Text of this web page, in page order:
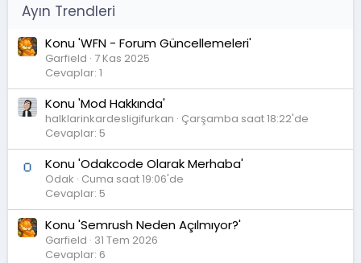
Ayın Trendleri
Konu 'WFN - Forum Güncellemeleri'
Garfield 7 Kas 2025
Cevaplar: 1
Konu 'Mod Hakkında'
halklarinkardesligifurkan Çarşamba saat 18:22'de
Cevaplar: 5
Konu 'Odakcode Olarak Merhaba'
Odak Cuma saat 19:06'de
Cevaplar: 5
Konu 'Semrush Neden Açılmıyor?'
Garfield 31 Tem 2026
Cevaplar: 6